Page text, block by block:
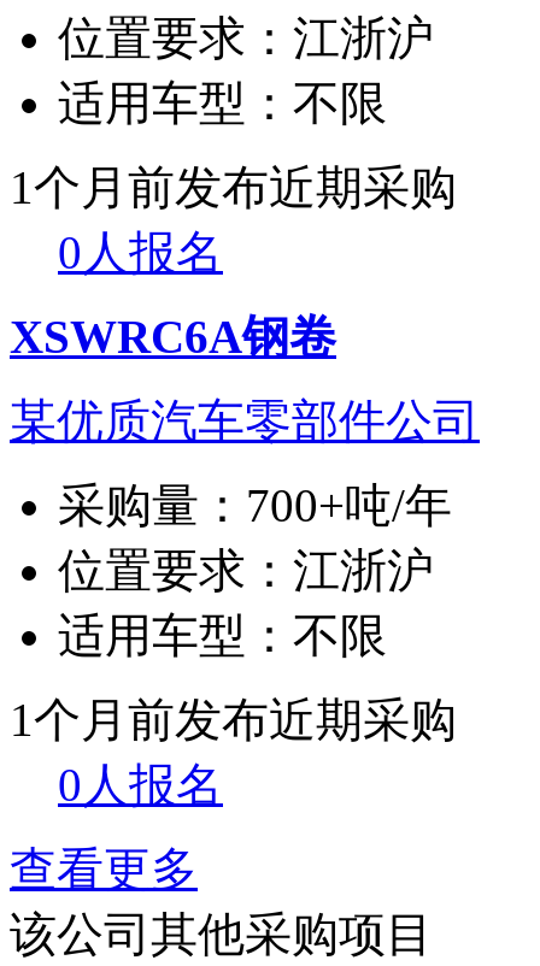
位置要求： 江浙沪
适用车型： 不限
1个月前发布近期采购
0人报名
XSWRC6A钢卷
某优质汽车零部件公司
采购量： 700+吨/年
位置要求： 江浙沪
适用车型： 不限
1个月前发布近期采购
0人报名
查看更多
该公司其他采购项目